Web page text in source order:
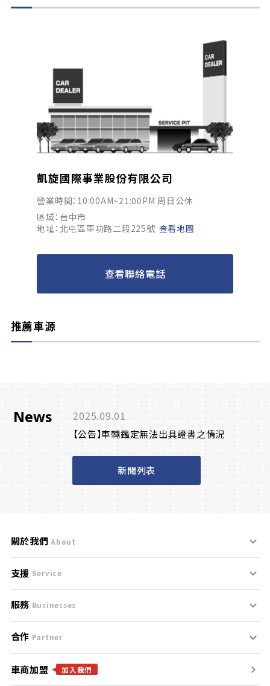
凱旋國際事業股份有限公司
營業時間：10:00AM~21:00PM 周日公休
區域：台中市
地址：北屯區軍功路二段225號 查看地圖
查看聯絡電話
推薦車源
News 2025.09.01
【公告】車輛鑑定無法出具證書之情況
新聞列表
關於我們 About
刊登規範
服務條款
免責聲明
隱私權政策
支援 Service
支援中心
聯絡我們
服務 Businesses
什麼是Goo鑑定？
找好車
合作 Partner
合作夥伴
車商加盟 加入我們